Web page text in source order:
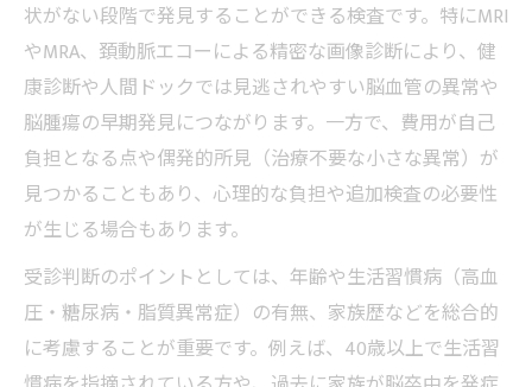
状がない段階で発見することができる検査です。特にMRI
やMRA、頚動脈エコーによる精密な画像診断により、健
康診断や人間ドックでは見逃されやすい脳血管の異常や
脳腫瘍の早期発見につながります。一方で、費用が自己
負担となる点や偶発的所見（治療不要な小さな異常）が
見つかることもあり、心理的な負担や追加検査の必要性
が生じる場合もあります。
受診判断のポイントとしては、年齢や生活習慣病（高血
圧・糖尿病・脂質異常症）の有無、家族歴などを総合的
に考慮することが重要です。例えば、40歳以上で生活習